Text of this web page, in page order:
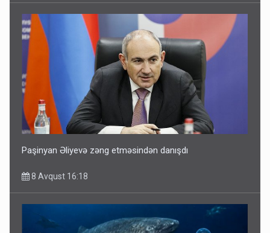
Paşinyan Əliyevə zəng etməsindən danışdı
8 Avqust 16:18